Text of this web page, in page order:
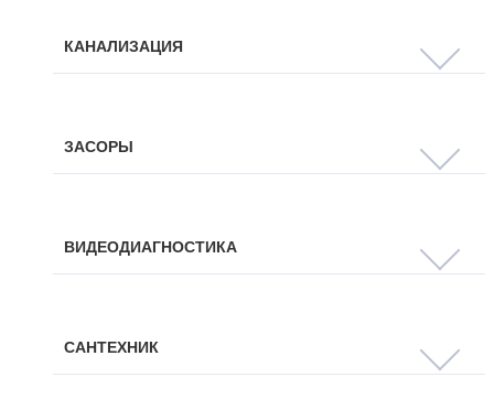
КАНАЛИЗАЦИЯ
ЗАСОРЫ
ВИДЕОДИАГНОСТИКА
САНТЕХНИК